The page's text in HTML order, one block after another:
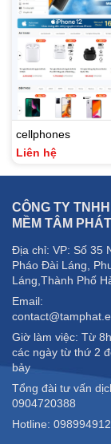
cellphones
Liên hệ
CÔNG TY
MỀM TÂM PHÁT
Địa chỉ: VP: Số 35
Pháo Đài Láng,
Láng,Thành Phố
Email:
Giờ làm việc: Từ
các ngày từ thứ 2
bảy
Tổng đài tư vấn
0904720388
Hotline: